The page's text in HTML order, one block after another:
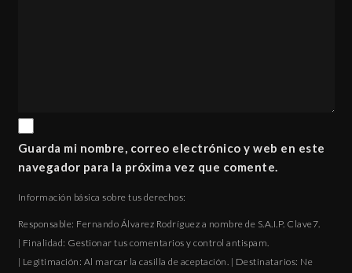
Guarda mi nombre, correo electrónico y web en este
navegador para la próxima vez que comente.
Información básica sobre tus derechos:
Responsable: Fernando Álvarez Rodríguez a nombre de S.A.I.P. Clave7.
| Finalidad: Gestionar tus comentarios y control antispam.
| Legitimación: Al marcar la casilla de aceptación. | Destinatarios: Ne